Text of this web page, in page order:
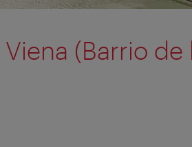
(Barrio de